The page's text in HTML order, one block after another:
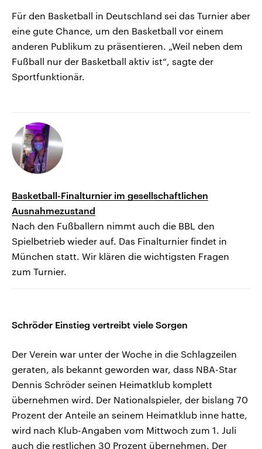
Für den Basketball in Deutschland sei das Turnier aber
eine gute Chance, um den Basketball vor einem
anderen Publikum zu präsentieren. „Weil neben dem
Fußball nur der Basketball aktiv ist“, sagte der
Sportfunktionär.
Basketball-Finalturnier im gesellschaftlichen
Ausnahmezustand
Nach den Fußballern nimmt auch die BBL den
Spielbetrieb wieder auf. Das Finalturnier findet in
München statt. Wir klären die wichtigsten Fragen
zum Turnier.
Schröder Einstieg vertreibt viele Sorgen
Der Verein war unter der Woche in die Schlagzeilen
geraten, als bekannt geworden war, dass NBA-Star
Dennis Schröder seinen Heimatklub komplett
übernehmen wird. Der Nationalspieler, der bislang 70
Prozent der Anteile an seinem Heimatklub inne hatte,
wird nach Klub-Angaben vom Mittwoch zum 1. Juli
auch die restlichen 30 Prozent übernehmen. Der